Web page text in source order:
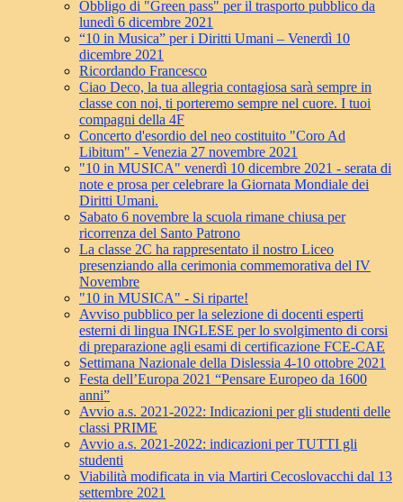
Obbligo di "Green pass" per il trasporto pubblico da
lunedì 6 dicembre 2021
“10 in Musica” per i Diritti Umani – Venerdì 10
dicembre 2021
Ricordando Francesco
Ciao Deco, la tua allegria contagiosa sarà sempre in
classe con noi, ti porteremo sempre nel cuore. I tuoi
compagni della 4F
Concerto d'esordio del neo costituito "Coro Ad
Libitum" - Venezia 27 novembre 2021
"10 in MUSICA" venerdì 10 dicembre 2021 - serata di
note e prosa per celebrare la Giornata Mondiale dei
Diritti Umani.
Sabato 6 novembre la scuola rimane chiusa per
ricorrenza del Santo Patrono
La classe 2C ha rappresentato il nostro Liceo
presenziando alla cerimonia commemorativa del IV
Novembre
"10 in MUSICA" - Si riparte!
Avviso pubblico per la selezione di docenti esperti
esterni di lingua INGLESE per lo svolgimento di corsi
di preparazione agli esami di certificazione FCE-CAE
Settimana Nazionale della Dislessia 4-10 ottobre 2021
Festa dell’Europa 2021 “Pensare Europeo da 1600
anni”
Avvio a.s. 2021-2022: Indicazioni per gli studenti delle
classi PRIME
Avvio a.s. 2021-2022: indicazioni per TUTTI gli
studenti
Viabilità modificata in via Martiri Cecoslovacchi dal 13
settembre 2021